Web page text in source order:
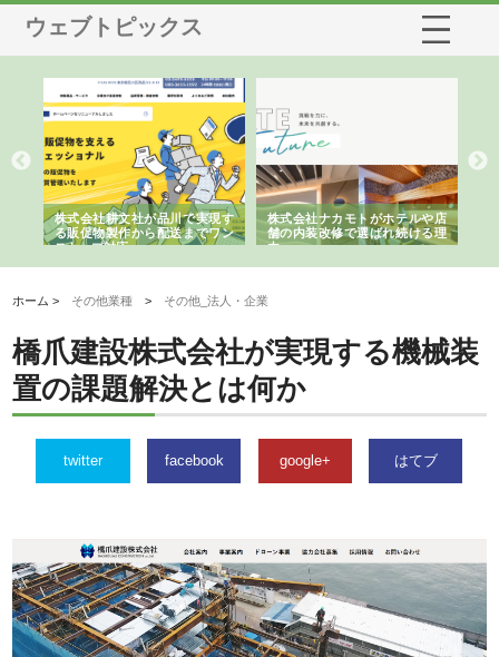
ウェブトピックス
株式会社耕文社が品川で実現す
る販促物製作から配送までワン
ストップ対応
株式会社ナカモトがホテルや店
舗の内装改修で選ばれ続ける理
由
ホーム > その他業種 > その他_法人・企業
橋爪建設株式会社が実現する機械装
置の課題解決とは何か
twitter facebook google+ はてブ